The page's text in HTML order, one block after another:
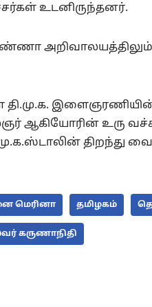
உடனிருந்தனர்.
அறிவாலயத்திலும்
ஆகியோரின் உரு
திறந்து
மெரினா தமிழகம்
கருணாநிதி